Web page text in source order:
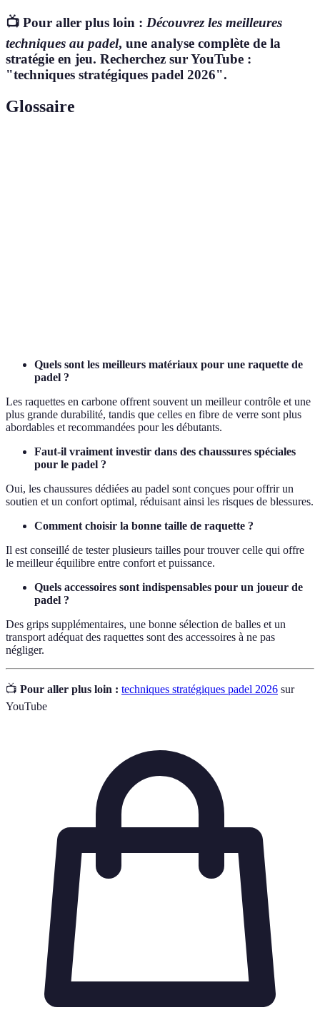
📺 Pour aller plus loin : Découvrez les meilleures
techniques au padel, une analyse complète de la
stratégie en jeu. Recherchez sur YouTube :
"techniques stratégiques padel 2026".
Glossaire
Quels sont les meilleurs matériaux pour une raquette de
padel ?
Les raquettes en carbone offrent souvent un meilleur contrôle et une
plus grande durabilité, tandis que celles en fibre de verre sont plus
abordables et recommandées pour les débutants.
Faut-il vraiment investir dans des chaussures spéciales
pour le padel ?
Oui, les chaussures dédiées au padel sont conçues pour offrir un
soutien et un confort optimal, réduisant ainsi les risques de blessures.
Comment choisir la bonne taille de raquette ?
Il est conseillé de tester plusieurs tailles pour trouver celle qui offre
le meilleur équilibre entre confort et puissance.
Quels accessoires sont indispensables pour un joueur de
padel ?
Des grips supplémentaires, une bonne sélection de balles et un
transport adéquat des raquettes sont des accessoires à ne pas
négliger.
📺 Pour aller plus loin : techniques stratégiques padel 2026 sur
YouTube